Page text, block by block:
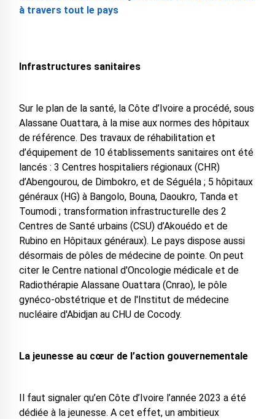
à travers tout le pays
Infrastructures sanitaires
Sur le plan de la santé, la Côte d’Ivoire a procédé, sous
Alassane Ouattara, à la mise aux normes des hôpitaux
de référence. Des travaux de réhabilitation et
d’équipement de 10 établissements sanitaires ont été
lancés : 3 Centres hospitaliers régionaux (CHR)
d’Abengourou, de Dimbokro, et de Séguéla ; 5 hôpitaux
généraux (HG) à Bangolo, Bouna, Daoukro, Tanda et
Toumodi ; transformation infrastructurelle des 2
Centres de Santé urbains (CSU) d’Akouédo et de
Rubino en Hôpitaux généraux). Le pays dispose aussi
désormais de pôles de médecine de pointe. On peut
citer le Centre national d'Oncologie médicale et de
Radiothérapie Alassane Ouattara (Cnrao), le pôle
gynéco-obstétrique et de l'Institut de médecine
nucléaire d'Abidjan au CHU de Cocody.
La jeunesse au cœur de l’action gouvernementale
Il faut signaler qu’en Côte d’Ivoire l’année 2023 a été
dédiée à la jeunesse. A cet effet, un ambitieux